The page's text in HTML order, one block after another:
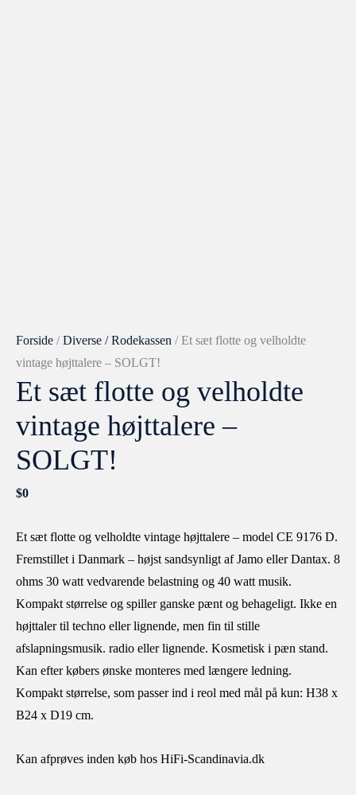
Forside /Diverse / Rodekassen / Et sæt flotte og velholdte
vintage højttalere – SOLGT!
Et sæt flotte og velholdte
vintage højttalere –
SOLGT!
$0
Et sæt flotte og velholdte vintage højttalere – model CE 9176 D.
Fremstillet i Danmark – højst sandsynligt af Jamo eller Dantax. 8
ohms 30 watt vedvarende belastning og 40 watt musik.
Kompakt størrelse og spiller ganske pænt og behageligt. Ikke en
højttaler til techno eller lignende, men fin til stille
afslapningsmusik. radio eller lignende. Kosmetisk i pæn stand.
Kan efter købers ønske monteres med længere ledning.
Kompakt størrelse, som passer ind i reol med mål på kun: H38 x
B24 x D19 cm.
Kan afprøves inden køb hos HiFi-Scandinavia.dk